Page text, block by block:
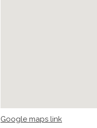
Google maps link